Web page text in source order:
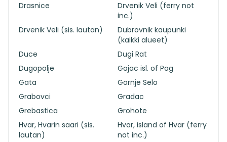
Drasnice
Drvenik Veli (ferry not
inc.)
Drvenik Veli (sis. lautan)
Dubrovnik kaupunki
(kaikki alueet)
Duce
Dugi Rat
Dugopolje
Gajac isl. of Pag
Gata
Gornje Selo
Grabovci
Gradac
Grebastica
Grohote
Hvar, Hvarin saari (sis.
lautan)
Hvar, island of Hvar (ferry
not inc.)